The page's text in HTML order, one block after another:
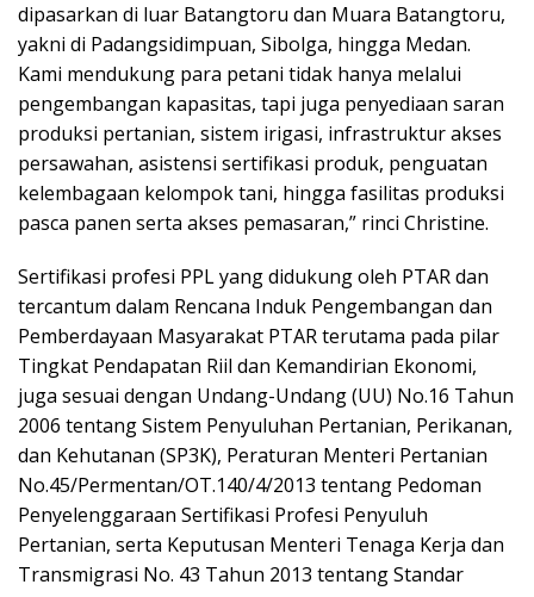
dipasarkan di luar Batangtoru dan Muara Batangtoru,
yakni di Padangsidimpuan, Sibolga, hingga Medan.
Kami mendukung para petani tidak hanya melalui
pengembangan kapasitas, tapi juga penyediaan saran
produksi pertanian, sistem irigasi, infrastruktur akses
persawahan, asistensi sertifikasi produk, penguatan
kelembagaan kelompok tani, hingga fasilitas produksi
pasca panen serta akses pemasaran,” rinci Christine.
Sertifikasi profesi PPL yang didukung oleh PTAR dan
tercantum dalam Rencana Induk Pengembangan dan
Pemberdayaan Masyarakat PTAR terutama pada pilar
Tingkat Pendapatan Riil dan Kemandirian Ekonomi,
juga sesuai dengan Undang-Undang (UU) No.16 Tahun
2006 tentang Sistem Penyuluhan Pertanian, Perikanan,
dan Kehutanan (SP3K), Peraturan Menteri Pertanian
No.45/Permentan/OT.140/4/2013 tentang Pedoman
Penyelenggaraan Sertifikasi Profesi Penyuluh
Pertanian, serta Keputusan Menteri Tenaga Kerja dan
Transmigrasi No. 43 Tahun 2013 tentang Standar